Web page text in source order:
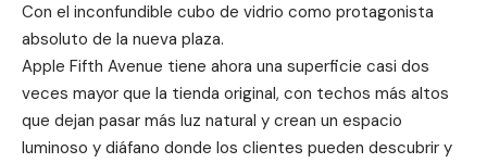
Con el inconfundible cubo de vidrio como protagonista
absoluto de la nueva plaza.
Apple Fifth Avenue tiene ahora una superficie casi dos
veces mayor que la tienda original, con techos más altos
que dejan pasar más luz natural y crean un espacio
luminoso y diáfano donde los clientes pueden descubrir y